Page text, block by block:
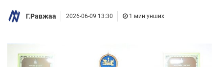
Г.Равжаа 2026-06-09 13:30 1 мин унших